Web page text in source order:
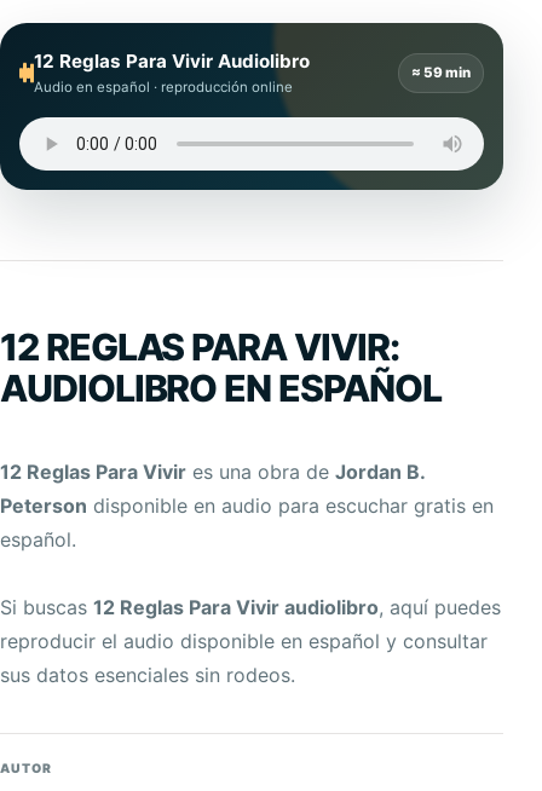
12 Reglas Para Vivir Audiolibro
Audio en español · reproducción online
≈ 59 min
12 REGLAS PARA VIVIR:
AUDIOLIBRO EN ESPAÑOL
12 Reglas Para Vivir es una obra de Jordan B.
Peterson disponible en audio para escuchar gratis en
español.
Si buscas 12 Reglas Para Vivir audiolibro, aquí puedes
reproducir el audio disponible en español y consultar
sus datos esenciales sin rodeos.
AUTOR